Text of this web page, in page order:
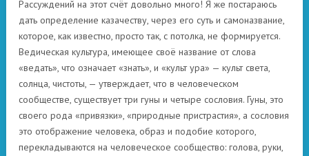
Рассуждений на этот счёт довольно много! Я же постараюсь
дать определение казачеству, через его суть и самоназвание,
которое, как известно, просто так, с потолка, не формируется.
Ведическая культура, имеющее своё название от слова
«ведать», что означает «знать», и «культ ура» — культ света,
солнца, чистоты, — утверждает, что в человеческом
сообществе, существует три гуны и четыре сословия. Гуны, это
своего рода «привязки», «природные пристрастия», а сословия
это отображение человека, образ и подобие которого,
перекладываются на человеческое сообщество: голова, руки,